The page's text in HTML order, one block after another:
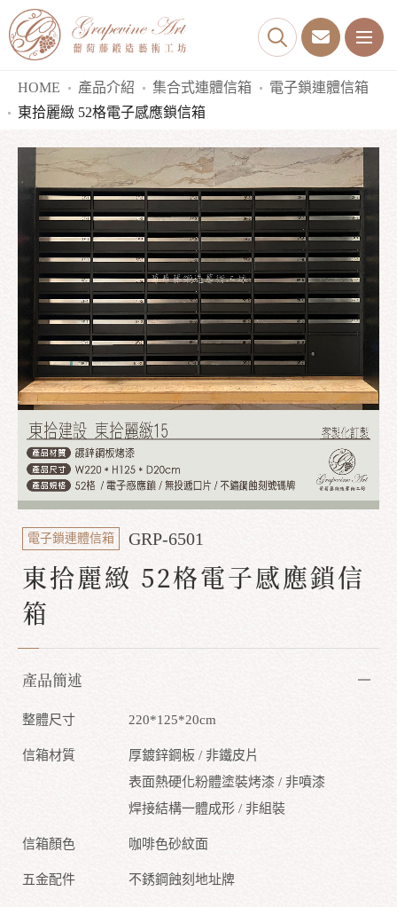
HOME 產品介紹 集合式連體信箱
電子鎖連體信箱
東拾麗緻 52格電子感應鎖信箱
電子鎖連體信箱 GRP-6501
東拾麗緻 52格電子感應鎖信
箱
產品簡述
整體尺寸 220*125*20cm
信箱材質
厚鍍鋅鋼板 / 非鐵皮片
表面熱硬化粉體塗裝烤漆 / 非噴漆
焊接結構一體成形 / 非組裝
信箱顏色 咖啡色砂紋面
五金配件 不銹鋼蝕刻地址牌